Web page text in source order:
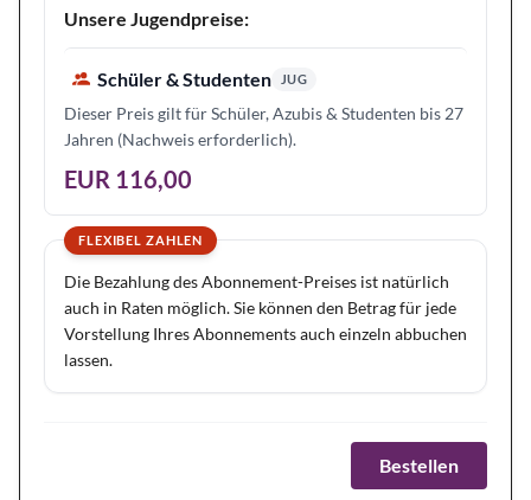
Unsere Jugendpreise:
Schüler & Studenten JUG
Dieser Preis gilt für Schüler, Azubis & Studenten bis 27
Jahren (Nachweis erforderlich).
EUR 116,00
FLEXIBEL ZAHLEN
Die Bezahlung des Abonnement-Preises ist natürlich
auch in Raten möglich. Sie können den Betrag für jede
Vorstellung Ihres Abonnements auch einzeln abbuchen
lassen.
Bestellen